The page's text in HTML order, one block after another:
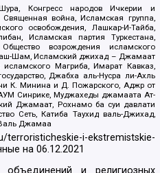
Конгресс народов Ичкерии и
Священная война, Исламская группа,
освобождения, Лашкар-И-Тайба,
Исламская партия Туркестана,
возрождения исламского
Шам, Исламский джихад – Джамаат
Магриба, Имарат Кавказ,
Джабха аль-Нусра ли-Ахль
К. Минина и Д. Пожарского, Аджр от
Синрике, Муджахеды джамаата Ат-
Джамаат, Рохнамо ба суи давлати
Сеть, Катиба Таухид валь-Джихад,
Джамаа
terroristicheskie-i-ekstremistskie-
на06.12.2021
и религиозных